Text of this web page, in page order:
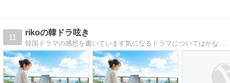
11
rikoの韓ドラ呟き
韓国ドラマの感想を書いています気になるドラマについてはかなり深読みしています